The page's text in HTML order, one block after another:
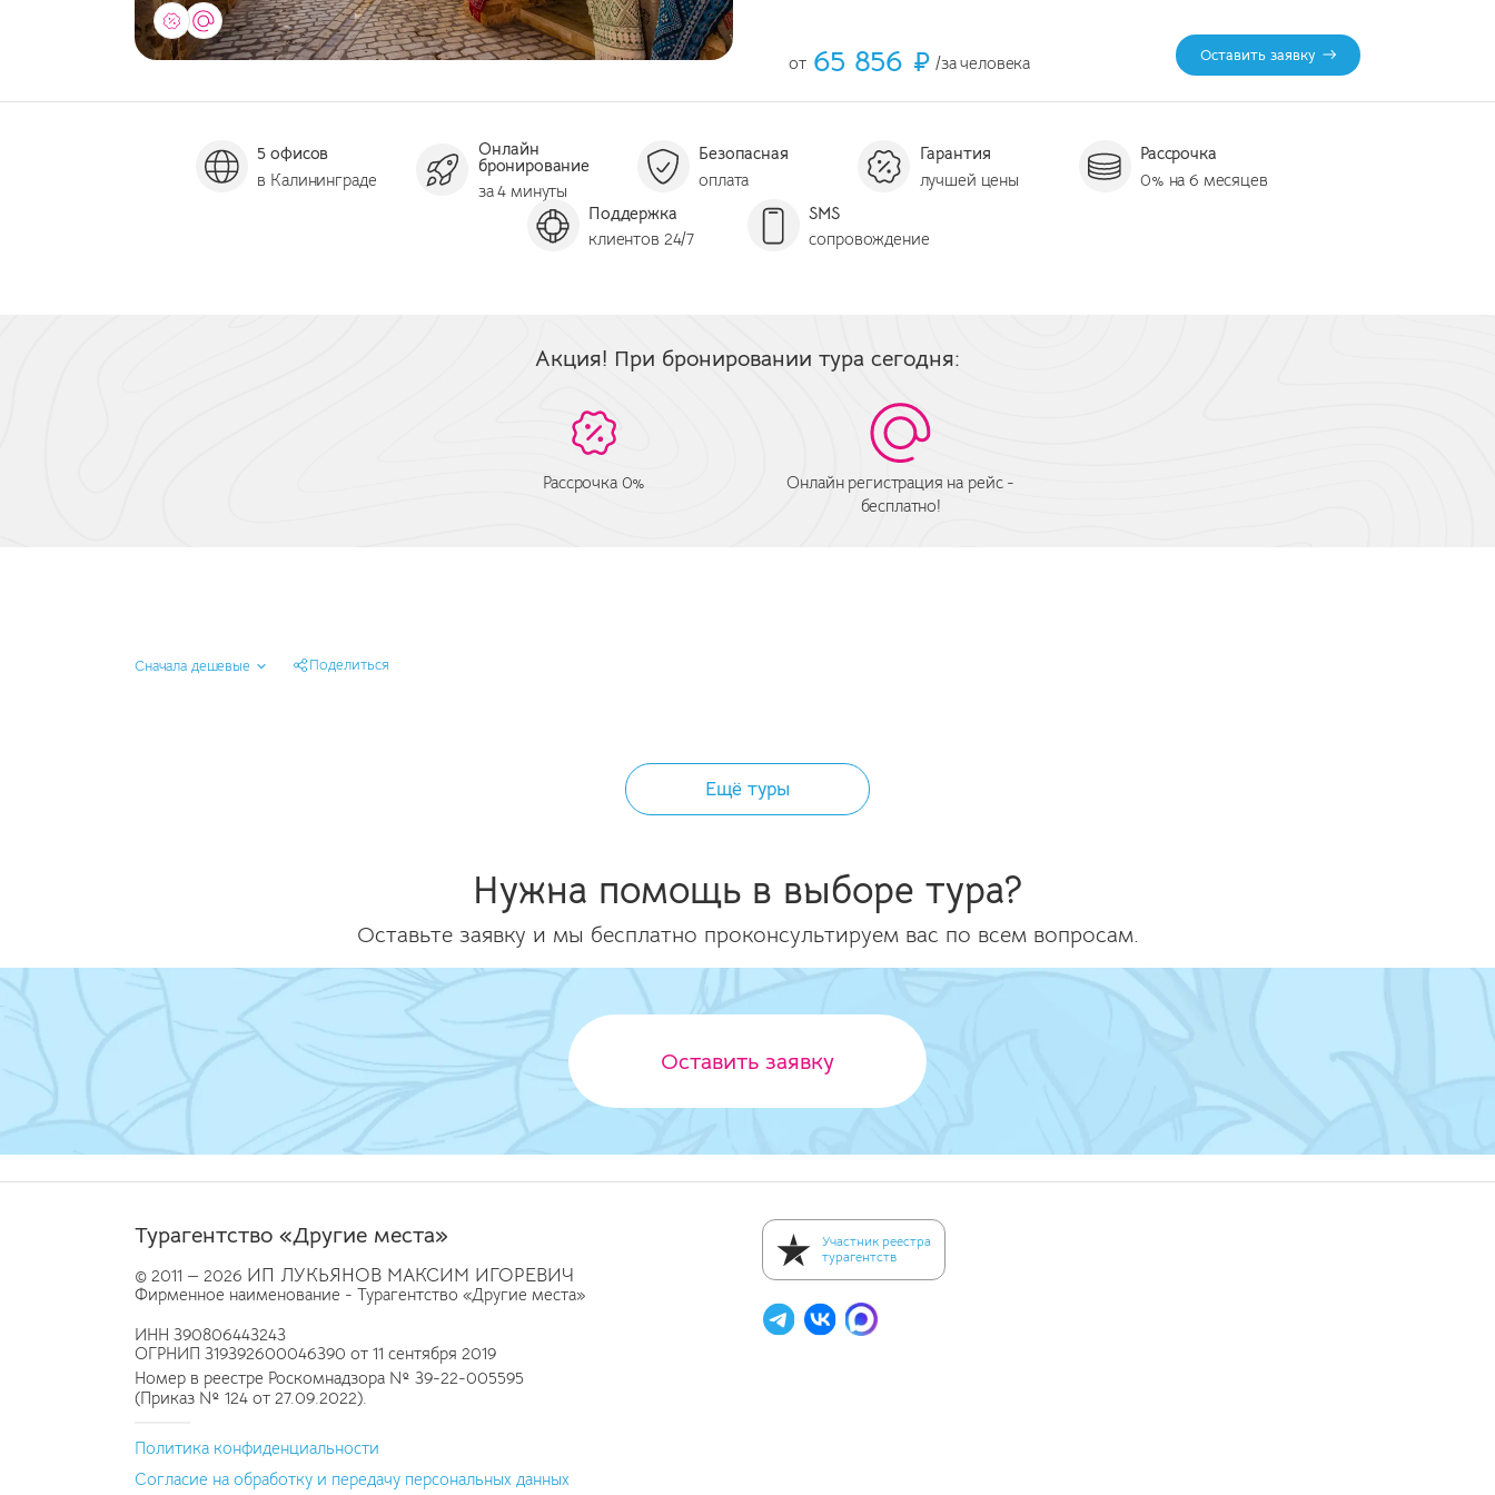
от 65 856 ₽ /за человека Оставить заявку
5 офисов
в Калининграде
Онлайн
бронирование
за 4 минуты
Безопасная
оплата
Гарантия
лучшей цены
Рассрочка
0% на 6 месяцев
Поддержка
клиентов 24/7
SMS
сопровождение
Акция! При бронировании тура сегодня:
Рассрочка 0%
Онлайн регистрация на рейс -
бесплатно!
Сначала дешевые Поделиться
Ещё туры
Нужна помощь в выборе тура?
Оставьте заявку и мы бесплатно проконсультируем вас по всем вопросам.
Оставить заявку
Турагентство «Другие места»
© 2011 — 2026 ИП ЛУКЬЯНОВ МАКСИМ ИГОРЕВИЧ
Фирменное наименование - Турагентство «Другие места»
ИНН 390806443243
ОГРНИП 319392600046390 от 11 сентября 2019
Номер в реестре Роскомнадзора № 39-22-005595
(Приказ № 124 от 27.09.2022).
Политика конфиденциальности
Согласие на обработку и передачу персональных данных
Участник реестра
турагентств